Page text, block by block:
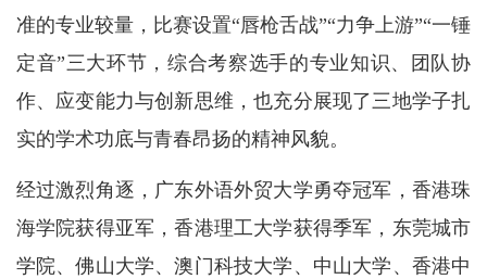
准的专业较量，比赛设置“唇枪舌战”“力争上游”“一锤
定音”三大环节，综合考察选手的专业知识、团队协
作、应变能力与创新思维，也充分展现了三地学子扎
实的学术功底与青春昂扬的精神风貌。
经过激烈角逐，广东外语外贸大学勇夺冠军，香港珠
海学院获得亚军，香港理工大学获得季军，东莞城市
学院、佛山大学、澳门科技大学、中山大学、香港中